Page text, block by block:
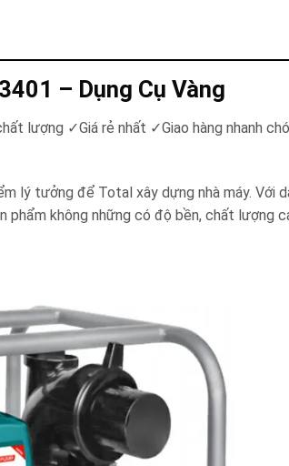
– Dụng Cụ Vàng
lượng ✓Giá rẻ nhất ✓Giao hàng nhanh
lý tưởng để Total xây dựng nhà máy. Với
không những có độ bền, chất lượng